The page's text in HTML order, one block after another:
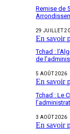
Remise de
29 JUILLET
En savoir
Tchad :
de
5 AOÛT 2026
En savoir
Tchad : Le
3 AOÛT 2026
En savoir